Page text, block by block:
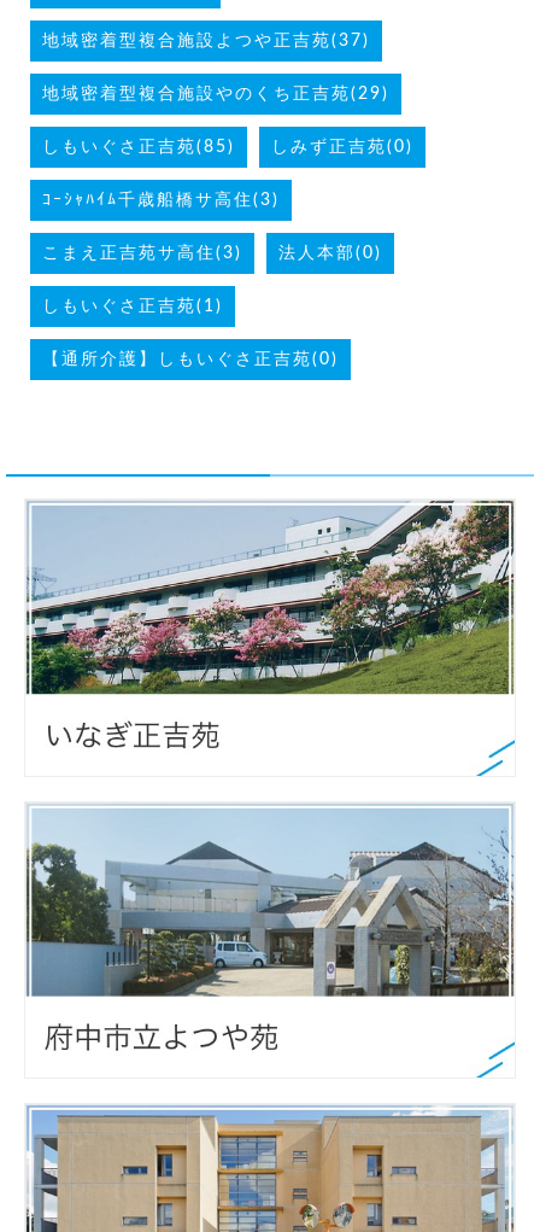
地域密着型複合施設よつや正吉苑(37)
地域密着型複合施設やのくち正吉苑(29)
しもいぐさ正吉苑(85) しみず正吉苑(0)
ｺｰｼｬﾊｲﾑ千歳船橋サ高住(3)
こまえ正吉苑サ高住(3) 法人本部(0)
しもいぐさ正吉苑(1)
【通所介護】しもいぐさ正吉苑(0)